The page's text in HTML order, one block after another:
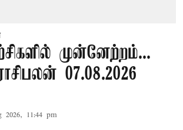
முன்னேற்றம்...
07.08.2026
2026, 11:44 pm